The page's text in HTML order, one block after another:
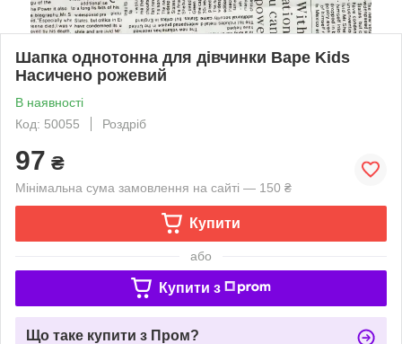
Шапка однотонна для дівчинки Варе Kids
Насичено рожевий
В наявності
Код: 50055
Роздріб
97 ₴
Мінімальна сума замовлення на сайті — 150 ₴
Купити
або
Купити з
Що таке купити з Пром?